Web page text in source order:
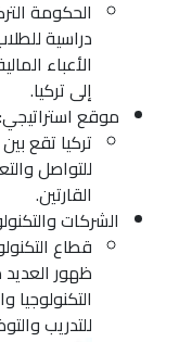
الحكومة
دراسية
الأعباء
إلى تركيا.
موقع استراتيجي:
تركيا تقع
للتواصل
القارتين.
الشركات
قطاع
ظهور
للتدريب